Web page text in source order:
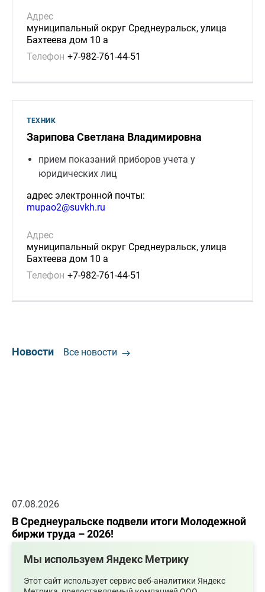
Адрес
муниципальный округ Среднеуральск, улица
Бахтеева дом 10 а
Телефон +7-982-761-44-51
ТЕХНИК
Зарипова Светлана Владимировна
прием показаний приборов учета у
юридических лиц
адрес электронной почты:
mupao2@suvkh.ru
Адрес
муниципальный округ Среднеуральск, улица
Бахтеева дом 10 а
Телефон +7-982-761-44-51
Новости Все новости
07.08.2026
В Среднеуральске подвели итоги Молодежной
биржи труда – 2026!
Мы используем Яндекс Метрику
Этот сайт использует сервис веб-аналитики Яндекс